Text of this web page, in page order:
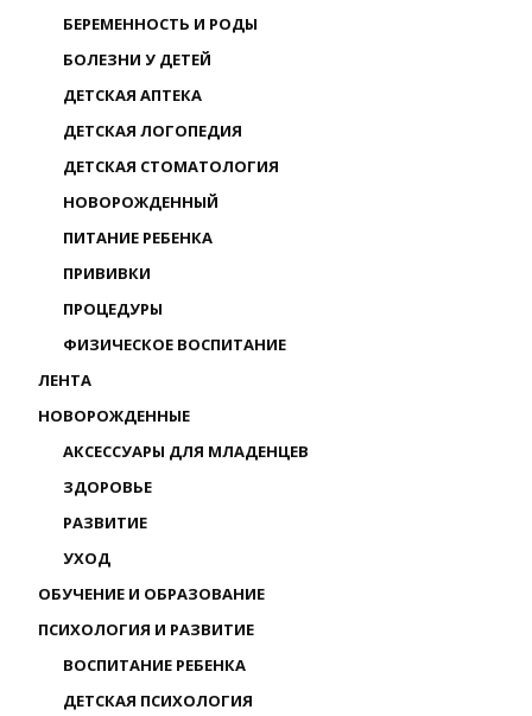
БЕРЕМЕННОСТЬ И РОДЫ
БОЛЕЗНИ У ДЕТЕЙ
ДЕТСКАЯ АПТЕКА
ДЕТСКАЯ ЛОГОПЕДИЯ
ДЕТСКАЯ СТОМАТОЛОГИЯ
НОВОРОЖДЕННЫЙ
ПИТАНИЕ РЕБЕНКА
ПРИВИВКИ
ПРОЦЕДУРЫ
ФИЗИЧЕСКОЕ ВОСПИТАНИЕ
ЛЕНТА
НОВОРОЖДЕННЫЕ
АКСЕССУАРЫ ДЛЯ МЛАДЕНЦЕВ
ЗДОРОВЬЕ
РАЗВИТИЕ
УХОД
ОБУЧЕНИЕ И ОБРАЗОВАНИЕ
ПСИХОЛОГИЯ И РАЗВИТИЕ
ВОСПИТАНИЕ РЕБЕНКА
ДЕТСКАЯ ПСИХОЛОГИЯ